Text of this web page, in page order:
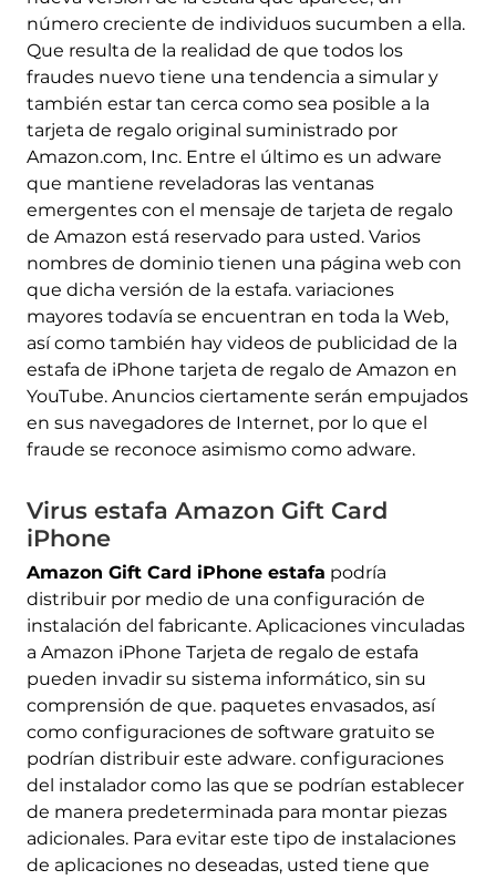
número creciente de individuos sucumben a ella.
Que resulta de la realidad de que todos los
fraudes nuevo tiene una tendencia a simular y
también estar tan cerca como sea posible a la
tarjeta de regalo original suministrado por
Amazon.com, Inc. Entre el último es un adware
que mantiene reveladoras las ventanas
emergentes con el mensaje de tarjeta de regalo
de Amazon está reservado para usted. Varios
nombres de dominio tienen una página web con
que dicha versión de la estafa. variaciones
mayores todavía se encuentran en toda la Web,
así como también hay videos de publicidad de la
estafa de iPhone tarjeta de regalo de Amazon en
YouTube. Anuncios ciertamente serán empujados
en sus navegadores de Internet, por lo que el
fraude se reconoce asimismo como adware.
Virus estafa Amazon Gift Card
iPhone
Amazon Gift Card iPhone estafa podría
distribuir por medio de una configuración de
instalación del fabricante. Aplicaciones vinculadas
a Amazon iPhone Tarjeta de regalo de estafa
pueden invadir su sistema informático, sin su
comprensión de que. paquetes envasados, así
como configuraciones de software gratuito se
podrían distribuir este adware. configuraciones
del instalador como las que se podrían establecer
de manera predeterminada para montar piezas
adicionales. Para evitar este tipo de instalaciones
de aplicaciones no deseadas, usted tiene que